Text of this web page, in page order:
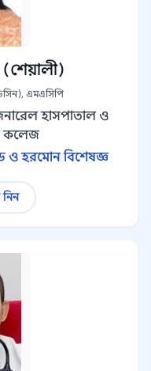
এমএসিপি
হাসপাতাল ও
কলেজ
ও হরমোন বিশেষজ্ঞ